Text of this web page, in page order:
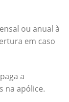
ou anual à
em caso
a
na apólice.